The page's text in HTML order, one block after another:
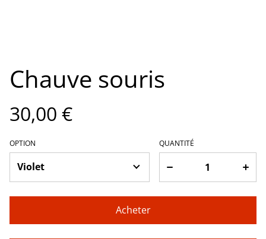
Chauve souris
30,00 €
OPTION QUANTITÉ
Acheter